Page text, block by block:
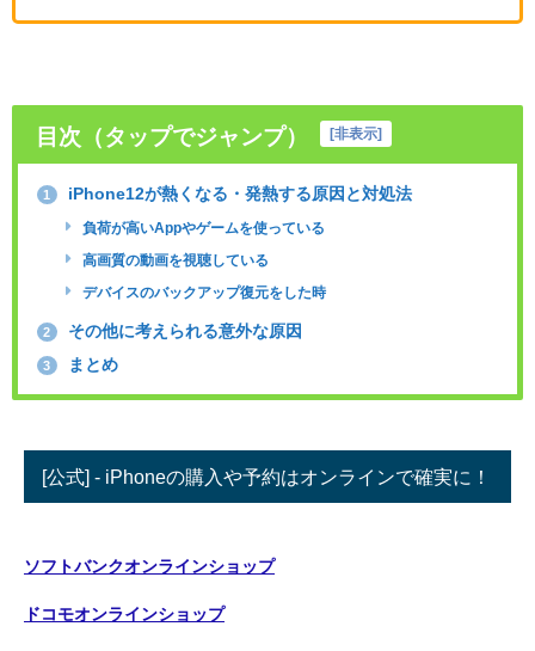
目次（タップでジャンプ） 非表示
1 iPhone12が熱くなる・発熱する原因と対処法
負荷が高いAppやゲームを使っている
高画質の動画を視聴している
デバイスのバックアップ復元をした時
2 その他に考えられる意外な原因
3 まとめ
[公式] - iPhoneの購入や予約はオンラインで確実に！
ソフトバンクオンラインショップ
ドコモオンラインショップ